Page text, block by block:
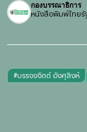
กองบรรณาธิการ
หนังสือพิมพ์ไทยรั
#บรรจงจิตต์ อังศุสิงห์